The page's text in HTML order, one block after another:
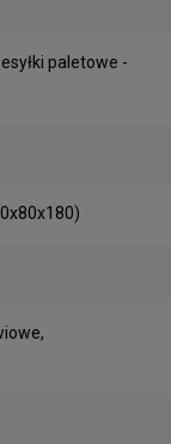
paletowe -